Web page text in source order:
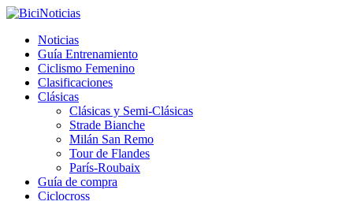
Noticias
Guía Entrenamiento
Ciclismo Femenino
Clasificaciones
Clásicas
Clásicas y Semi-Clásicas
Strade Bianche
Milán San Remo
Tour de Flandes
París-Roubaix
Guía de compra
Ciclocross